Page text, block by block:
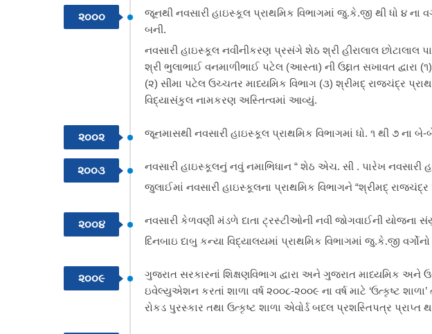
૨૦૦૦
જૂનથી નવસારી હાઇસ્કૂલ પ્રાથમિક વિભાગમાં જુ.કે.જી થી ધો ૪ ના
બની.
નવસારી હાઇસ્કૂલ નવીનીકરણ પ્રસંગે શેઠ શ્રી હીરાલાલ છોટાલાલ
શ્રી ભુલાભાઈ વનમાળીભાઈ પટેલ (આસ્તા) ની ઉદ્દાત સખાવત દ્વારા
(૨) સીમા પટેલ ઉચ્ચતર માધ્યમિક વિભાગ (૩) શ્રીમદ્ રાજચંદ્ર
વિદ્યાસંકુલ નામકરણ અસ્તિત્વમાં આવ્યું.
૨૦૦૨ જૂનમાસથી નવસારી હાઇસ્કૂલ પ્રાથમિક વિભાગમાં ધો. ૧ થી ૭ ના બે-
૨૦૦૩
નવસારી હાઇસ્કૂલનું નવું નમાભિધાન “ શેઠ એચ. સી . પારેખ નવસારી
જુલાઈમાં નવસારી હાઇસ્કૂલના પ્રાથમિક વિભાગને “શ્રીમદ્
૨૦૦૪
નવસારી કેળવણી મંડળે દાતા ટ્રસ્ટીઓની નવી જોગવાઈની યોજના
દિનબાઇ દાબુ કન્યા વિદ્યાલયમાં પ્રાથમિક વિભાગમાં જુ.કે.જી
૨૦૦૯
ગુજરાત સરકારનાં શિક્ષણવિભાગ દ્વારા અને ગુજરાત માધ્યમિક અને
ઇવેલ્યુએશન કરતાં શાળા વર્ષ ૨૦૦૮-૨૦૦૯ ના વર્ષ માટે ‘ઉત્કૃષ્ટ
રોકડ પુરસ્કાર તથા ઉત્કૃષ્ટ શાળા એવોર્ડ બદલ પ્રશસ્તિપત્ર પ્રાપ્ત